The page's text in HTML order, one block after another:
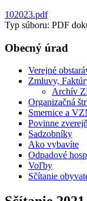
102023.pdf
Typ súboru: PDF
Obecný úrad
Verejné
Zmluvy,
Archív
Organizačná
Smernice a
Povinne
Sadzobníky
Ako vybavíte
Odpadové
Voľby
Sčítanie